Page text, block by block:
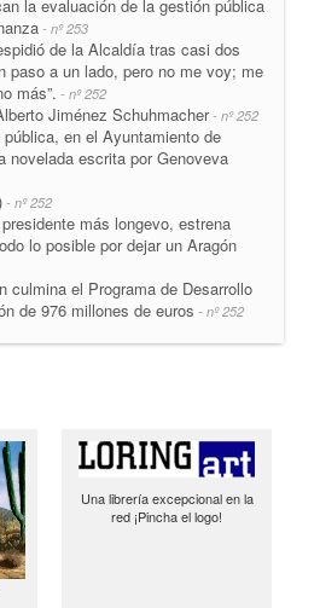
la evaluación de la gestión pública
- nº 253
de la Alcaldía tras casi dos
paso a un lado, pero no me voy; me
más”. - nº 252
Jiménez Schuhmacher- nº 252
en el Ayuntamiento de
novelada escrita por Genoveva
- nº 252
más longevo, estrena
lo posible por dejar un Aragón
culmina el Programa de Desarrollo
de 976 millones de euros - nº 252
Una librería excepcional en la
red ¡Pincha el logo!